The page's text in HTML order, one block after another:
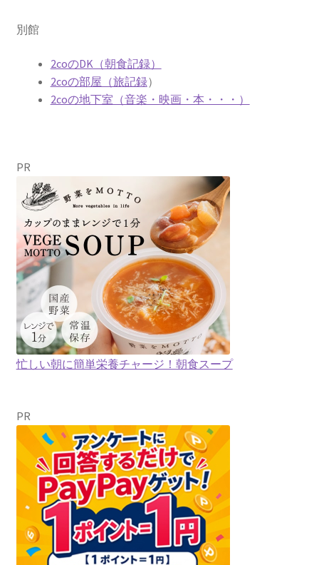
別館
2coのDK（朝食記録）
2coの部屋（旅記録）
2coの地下室（音楽・映画・本・・・）
PR
忙しい朝に簡単栄養チャージ！朝食スープ
PR